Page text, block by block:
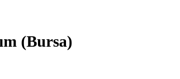
(Bursa)